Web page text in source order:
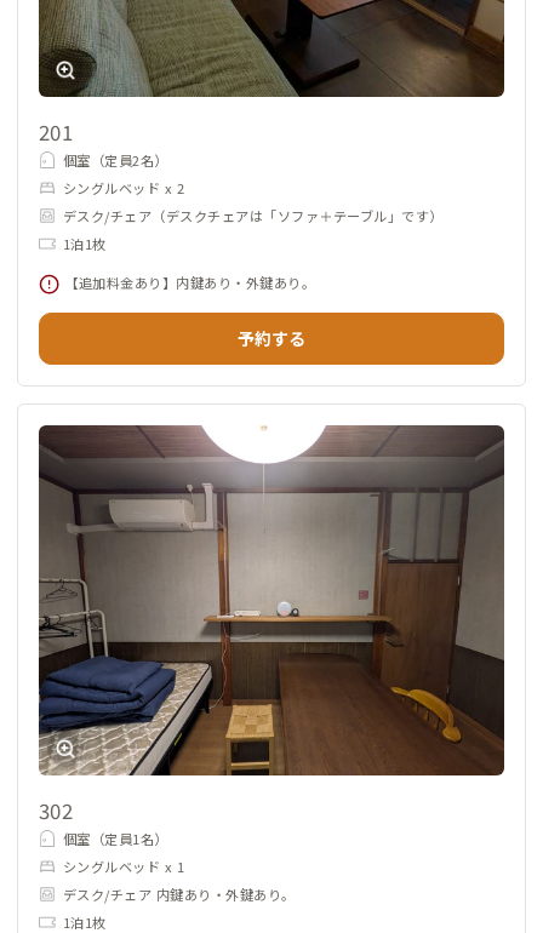
201
個室（定員2名）
シングルベッド x 2
デスク/チェア（デスクチェアは「ソファ＋テーブル」です）
1泊1枚
【追加料金あり】内鍵あり・外鍵あり。
予約する
302
個室（定員1名）
シングルベッド x 1
デスク/チェア 内鍵あり・外鍵あり。
1泊1枚